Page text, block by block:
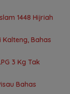
1448 Hijriah
Bahas
3 Kg Tak
Bahas